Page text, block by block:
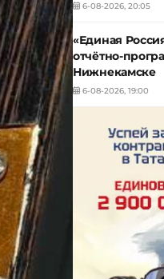
6-08-2026, 20:05
«Единая
отчётно-
Нижнекамске
6-08-2026, 19:00